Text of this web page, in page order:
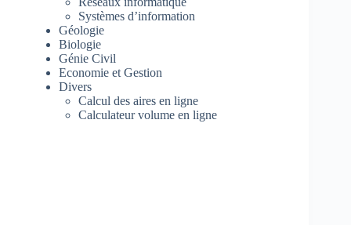
Systèmes d’information
Géologie
Biologie
Génie Civil
Economie et Gestion
Divers
Calcul des aires en ligne
Calculateur volume en ligne